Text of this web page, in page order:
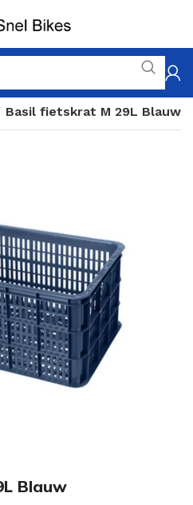
Basil fietskrat M 29L Blauw
Blauw